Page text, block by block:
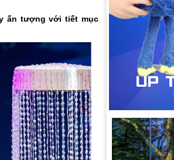
ấn tượng với tiết mục